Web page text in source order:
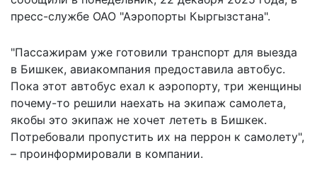
пресс-службе ОАО "Аэропорты Кыргызстана".
"Пассажирам уже готовили транспорт для выезда
в Бишкек, авиакомпания предоставила автобус.
Пока этот автобус ехал к аэропорту, три женщины
почему-то решили наехать на экипаж самолета,
якобы это экипаж не хочет лететь в Бишкек.
Потребовали пропустить их на перрон к самолету",
– проинформировали в компании.